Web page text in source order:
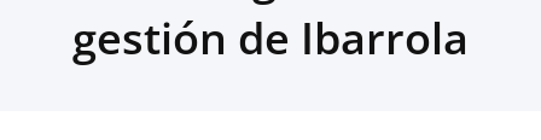
gestión de Ibarrola